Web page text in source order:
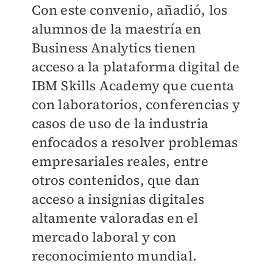
Con este convenio, añadió, los
alumnos de la maestría en
Business Analytics tienen
acceso a la plataforma digital de
IBM Skills Academy que cuenta
con laboratorios, conferencias y
casos de uso de la industria
enfocados a resolver problemas
empresariales reales, entre
otros contenidos, que dan
acceso a insignias digitales
altamente valoradas en el
mercado laboral y con
reconocimiento mundial.